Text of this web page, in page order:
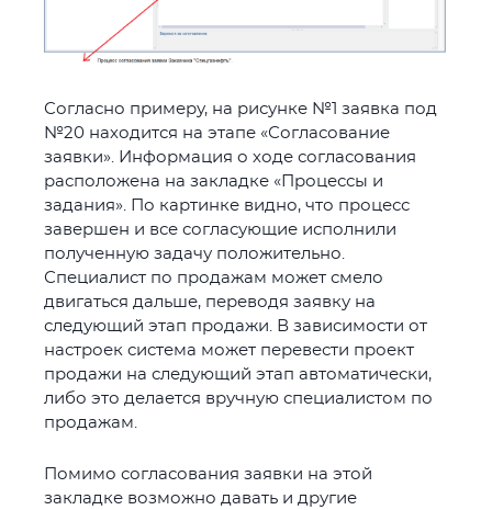
Согласно примеру, на рисунке №1 заявка под
№20 находится на этапе «Согласование
заявки». Информация о ходе согласования
расположена на закладке «Процессы и
задания». По картинке видно, что процесс
завершен и все согласующие исполнили
полученную задачу положительно.
Специалист по продажам может смело
двигаться дальше, переводя заявку на
следующий этап продажи. В зависимости от
настроек система может перевести проект
продажи на следующий этап автоматически,
либо это делается вручную специалистом по
продажам.
Помимо согласования заявки на этой
закладке возможно давать и другие